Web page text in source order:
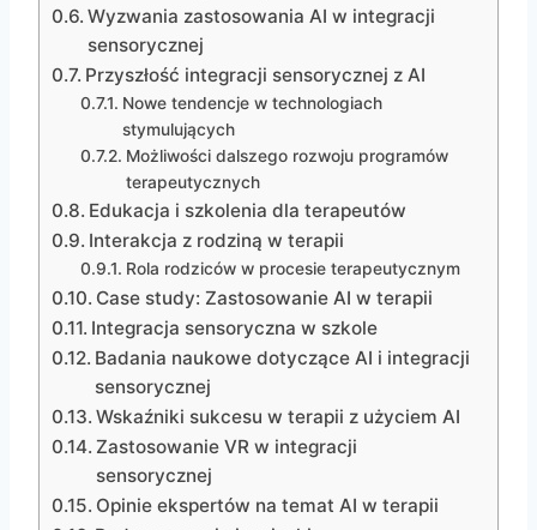
Wyzwania zastosowania AI w integracji
sensorycznej
Przyszłość integracji sensorycznej z AI
Nowe tendencje w technologiach
stymulujących
Możliwości dalszego rozwoju programów
terapeutycznych
Edukacja i szkolenia dla terapeutów
Interakcja z rodziną w terapii
Rola rodziców w procesie terapeutycznym
Case study: Zastosowanie AI w terapii
Integracja sensoryczna w szkole
Badania naukowe dotyczące AI i integracji
sensorycznej
Wskaźniki sukcesu w terapii z użyciem AI
Zastosowanie VR w integracji
sensorycznej
Opinie ekspertów na temat AI w terapii